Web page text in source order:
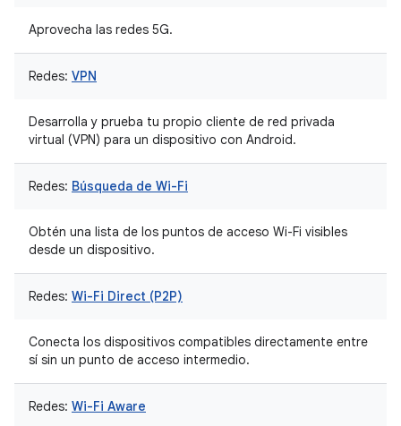
Aprovecha las redes 5G.
Redes: VPN
Desarrolla y prueba tu propio cliente de red privada
virtual (VPN) para un dispositivo con Android.
Redes: Búsqueda de Wi-Fi
Obtén una lista de los puntos de acceso Wi-Fi visibles
desde un dispositivo.
Redes: Wi-Fi Direct (P2P)
Conecta los dispositivos compatibles directamente entre
sí sin un punto de acceso intermedio.
Redes: Wi-Fi Aware